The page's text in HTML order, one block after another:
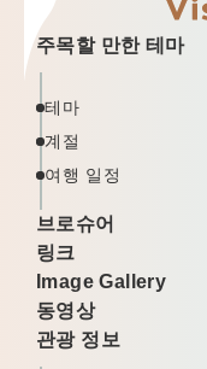
주목할 만한 테마
테마
계절
여행 일정
브로슈어
링크
Image Gallery
동영상
관광 정보